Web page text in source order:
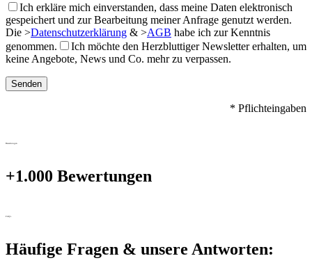
Ich erkläre mich einverstanden, dass meine Daten elektronisch
gespeichert und zur Bearbeitung meiner Anfrage genutzt werden.
Die >Datenschutzerklärung & >AGB habe ich zur Kenntnis
genommen.
Ich möchte den Herzbluttiger Newsletter erhalten, um
keine Angebote, News und Co. mehr zu verpassen.
* Pflichteingaben
Bewertungen
+1.000 Bewertungen
FAQ's
Häufige Fragen & unsere Antworten: